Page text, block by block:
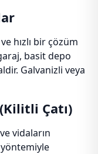
hızlı bir çözüm
basit depo
Galvanizli veya
Çatı)
vidaların